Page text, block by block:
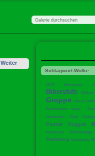
Weiter
Schlagwort-Wolke
10-07 Heimwoche
Biberstufe Chillout
Gruppe He-La
Kantonslager Lager -
Nachtleben Pfadi
Portrait Roggwil
Pfaderstufe Sommerlager
Taelisberg
Wanderung